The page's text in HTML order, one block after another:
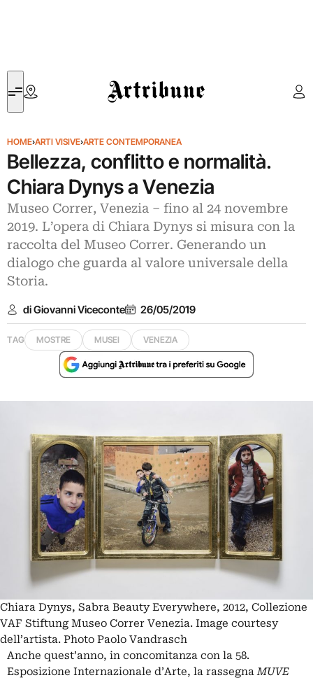
Artribune
HOME›ARTI VISIVE›ARTE CONTEMPORANEA
Bellezza, conflitto e normalità.
Chiara Dynys a Venezia
Museo Correr, Venezia – fino al 24 novembre
2019. L’opera di Chiara Dynys si misura con la
raccolta del Museo Correr. Generando un
dialogo che guarda al valore universale della
Storia.
di Giovanni Viceconte 26/05/2019
TAG MOSTRE MUSEI VENEZIA
Chiara Dynys, Sabra Beauty Everywhere, 2012, Collezione
VAF Stiftung Museo Correr Venezia. Image courtesy
dell’artista. Photo Paolo Vandrasch
Anche quest’anno, in concomitanza con la 58.
Esposizione Internazionale d’Arte, la rassegnaMUVE